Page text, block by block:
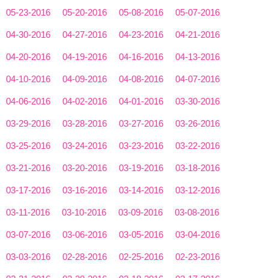
05-23-2016 05-20-2016 05-08-2016 05-07-2016
04-30-2016 04-27-2016 04-23-2016 04-21-2016
04-20-2016 04-19-2016 04-16-2016 04-13-2016
04-10-2016 04-09-2016 04-08-2016 04-07-2016
04-06-2016 04-02-2016 04-01-2016 03-30-2016
03-29-2016 03-28-2016 03-27-2016 03-26-2016
03-25-2016 03-24-2016 03-23-2016 03-22-2016
03-21-2016 03-20-2016 03-19-2016 03-18-2016
03-17-2016 03-16-2016 03-14-2016 03-12-2016
03-11-2016 03-10-2016 03-09-2016 03-08-2016
03-07-2016 03-06-2016 03-05-2016 03-04-2016
03-03-2016 02-28-2016 02-25-2016 02-23-2016